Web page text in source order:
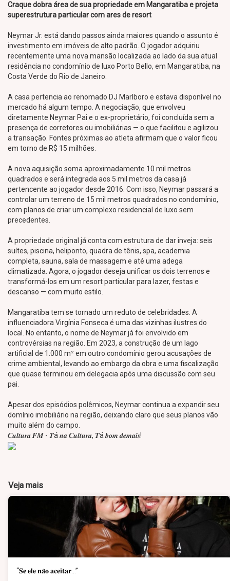
Craque dobra área de sua propriedade em Mangaratiba e projeta
superestrutura particular com ares de resort
Neymar Jr. está dando passos ainda maiores quando o assunto é
investimento em imóveis de alto padrão. O jogador adquiriu
recentemente uma nova mansão localizada ao lado da sua atual
residência no condomínio de luxo Porto Bello, em Mangaratiba, na
Costa Verde do Rio de Janeiro.
A casa pertencia ao renomado DJ Marlboro e estava disponível no
mercado há algum tempo. A negociação, que envolveu
diretamente Neymar Pai e o ex-proprietário, foi concluída sem a
presença de corretores ou imobiliárias — o que facilitou e agilizou
a transação. Fontes próximas ao atleta afirmam que o valor ficou
em torno de R$ 15 milhões.
A nova aquisição soma aproximadamente 10 mil metros
quadrados e será integrada aos 5 mil metros da casa já
pertencente ao jogador desde 2016. Com isso, Neymar passará a
controlar um terreno de 15 mil metros quadrados no condomínio,
com planos de criar um complexo residencial de luxo sem
precedentes.
A propriedade original já conta com estrutura de dar inveja: seis
suítes, piscina, heliponto, quadra de tênis, spa, academia
completa, sauna, sala de massagem e até uma adega
climatizada. Agora, o jogador deseja unificar os dois terrenos e
transformá-los em um resort particular para lazer, festas e
descanso — com muito estilo.
Mangaratiba tem se tornado um reduto de celebridades. A
influenciadora Virgínia Fonseca é uma das vizinhas ilustres do
local. No entanto, o nome de Neymar já foi envolvido em
controvérsias na região. Em 2023, a construção de um lago
artificial de 1.000 m² em outro condomínio gerou acusações de
crime ambiental, levando ao embargo da obra e uma fiscalização
que quase terminou em delegacia após uma discussão com seu
pai.
Apesar dos episódios polêmicos, Neymar continua a expandir seu
domínio imobiliário na região, deixando claro que seus planos vão
muito além do campo.
𝑪𝒖𝒍𝒕𝒖𝒓𝒂 𝑭𝑴 - 𝑻á 𝒏𝒂 𝑪𝒖𝒍𝒕𝒖𝒓𝒂, 𝑻á 𝒃𝒐𝒎 𝒅𝒆𝒎𝒂𝒊𝒔!
Veja mais
“𝐒𝐞 𝐞𝐥𝐞 𝐧𝐚̃𝐨 𝐚𝐜𝐞𝐢𝐭𝐚𝐫…”